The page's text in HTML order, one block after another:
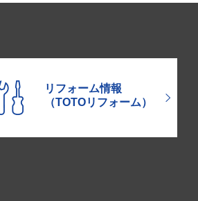
リフォーム情報
（TOTOリフォーム）